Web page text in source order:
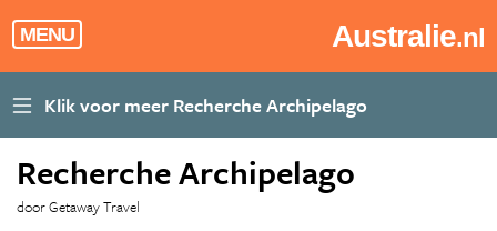
MENU Australie.nl
Recherche Archipelago
door Getaway Travel